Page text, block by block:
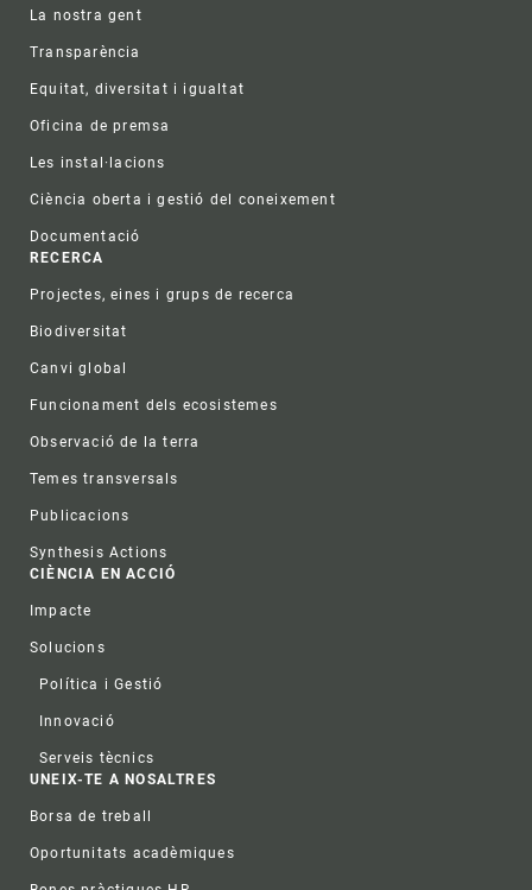
La nostra gent
Transparència
Equitat, diversitat i igualtat
Oficina de premsa
Les instal·lacions
Ciència oberta i gestió del coneixement
Documentació
RECERCA
Projectes, eines i grups de recerca
Biodiversitat
Canvi global
Funcionament dels ecosistemes
Observació de la terra
Temes transversals
Publicacions
Synthesis Actions
CIÈNCIA EN ACCIÓ
Impacte
Solucions
Política i Gestió
Innovació
Serveis tècnics
UNEIX-TE A NOSALTRES
Borsa de treball
Oportunitats acadèmiques